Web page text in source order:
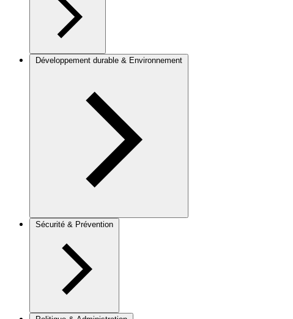
Développement durable & Environnement
Sécurité & Prévention